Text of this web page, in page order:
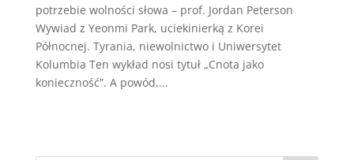
potrzebie wolności słowa – prof. Jordan Peterson
Wywiad z Yeonmi Park, uciekinierką z Korei
Północnej. Tyrania, niewolnictwo i Uniwersytet
Kolumbia Ten wykład nosi tytuł „Cnota jako
konieczność”. A powód,...